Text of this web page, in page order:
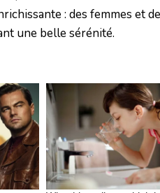
: des femmes et
une belle sérénité.